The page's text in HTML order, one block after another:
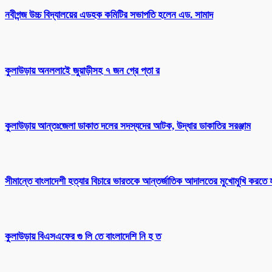
নবীগন্জ উচ্চ বিদ্যালয়ের এডহক কমিটির সভাপতি হলেন এড. সামাদ
কুলাউড়ায় অনললাইে জুয়াড়ীসহ ৭ জন গ্রে প্তা র
কুলাউড়ায় আন্তঃজেলা ডাকাত দলের সদস্যদের আটক, উদ্ধার ডাকাতির সরঞ্জাম
সীমান্তে বাংলাদেশী হত্যার বিচারে ভারতকে আন্তর্জাতিক আদালতের মুখোমুখি করতে
কুলাউড়ায় বিএসএফের গু লি তে বাংলাদেশি নি হ ত